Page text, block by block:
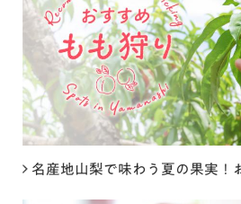
名産地山梨で味わう夏の果実！